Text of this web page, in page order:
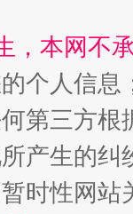
，本网不
个人信息
第三方根
产生的纠
时性网